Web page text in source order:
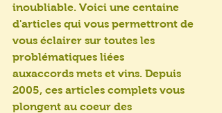
inoubliable. Voici une centaine
d'articles qui vous permettront de
vous éclairer sur toutes les
problématiques liées
auxaccords mets et vins. Depuis
2005, ces articles complets vous
plongent au coeur des